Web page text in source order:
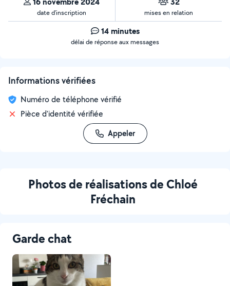
date d’inscription mises en relation
14 minutes
délai de réponse aux messages
Informations vérifiées
Numéro de téléphone vérifié
Pièce d'identité vérifiée
Appeler
Photos de réalisations de Chloé
Fréchain
Garde chat